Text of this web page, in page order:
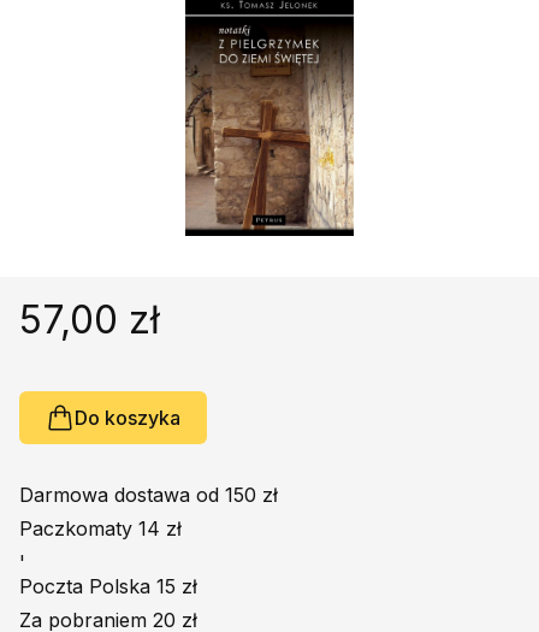
Książki obcojęzyczne
Poradniki, leksykony...
Promocja
57,00 zł
Do koszyka
Darmowa dostawa od 150 zł
Paczkomaty 14 zł
'
Poczta Polska 15 zł
Za pobraniem 20 zł